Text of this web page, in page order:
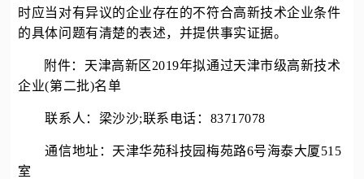
时应当对有异议的企业存在的不符合高新技术企业条件
的具体问题有清楚的表述，并提供事实证据。
附件：天津高新区2019年拟通过天津市级高新技术
企业(第二批)名单
联系人：梁沙沙;联系电话：83717078
通信地址：天津华苑科技园梅苑路6号海泰大厦515
室